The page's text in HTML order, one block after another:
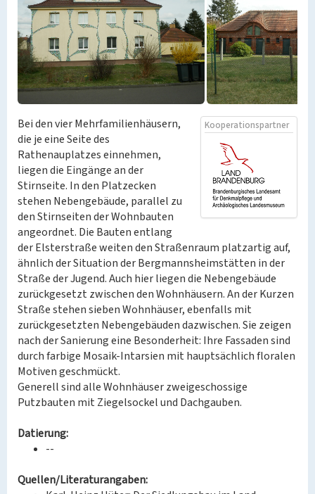
Kooperationspartner
Bei den vier Mehrfamilienhäusern,
die je eine Seite des
Rathenauplatzes einnehmen,
liegen die Eingänge an der
Stirnseite. In den Platzecken
stehen Nebengebäude, parallel zu
den Stirnseiten der Wohnbauten
angeordnet. Die Bauten entlang
der Elsterstraße weiten den Straßenraum platzartig auf,
ähnlich der Situation der Bergmannsheimstätten in der
Straße der Jugend. Auch hier liegen die Nebengebäude
zurückgesetzt zwischen den Wohnhäusern. An der Kurzen
Straße stehen sieben Wohnhäuser, ebenfalls mit
zurückgesetzten Nebengebäuden dazwischen. Sie zeigen
nach der Sanierung eine Besonderheit: Ihre Fassaden sind
durch farbige Mosaik-Intarsien mit hauptsächlich floralen
Motiven geschmückt.
Generell sind alle Wohnhäuser zweigeschossige
Putzbauten mit Ziegelsockel und Dachgauben.
Datierung:
--
Quellen/Literaturangaben: